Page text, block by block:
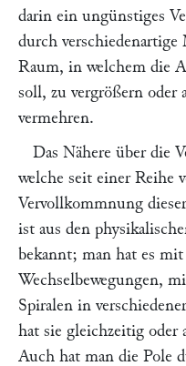
darin ein ungünstiges
durch
Raum, in welchem die
soll, zu vergrößern oder
vermehren.
Das Nähere über die
welche seit einer Reihe
Vervollkommnung
ist aus den
bekannt; man hat es
Wechselbewegungen,
Spiralen in
hat sie gleichzeitig oder
Auch hat man die Pole